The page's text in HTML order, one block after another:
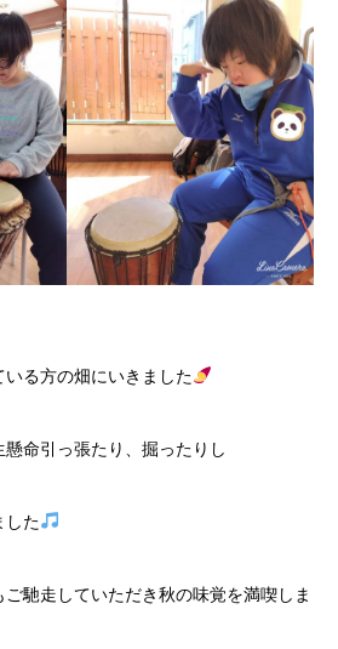
る方の畑にいきました
命引っ張たり、掘ったりし
した
馳走していただき秋の味覚を満喫しま